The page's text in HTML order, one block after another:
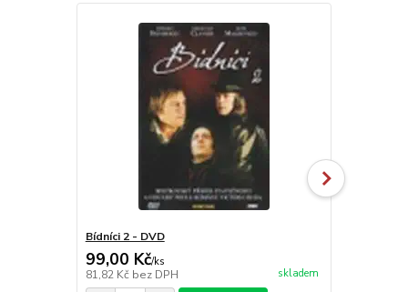
Bídníci 2 - DVD
99,00 Kč/ks
81,82 Kč bez DPH skladem